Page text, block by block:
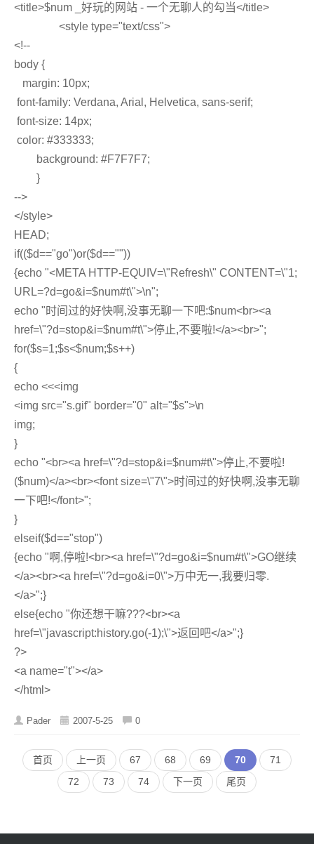
<title>$num _好玩的网站 - 一个无聊人的勾当</title>
<style type="text/css">
<!--
body {
margin: 10px;
font-family: Verdana, Arial, Helvetica, sans-serif;
font-size: 14px;
color: #333333;
background: #F7F7F7;
}
-->
</style>
HEAD;
if(($d=="go")or($d==""))
{echo "<META HTTP-EQUIV=\"Refresh\" CONTENT=\"1;
URL=?d=go&i=$num#t\">\n";
echo "时间过的好快啊,没事无聊一下吧:$num<br><a
href=\"?d=stop&i=$num#t\">停止,不要啦!</a><br>";
for($s=1;$s<$num;$s++)
{
echo <<<img
<img src="s.gif" border="0" alt="$s">\n
img;
}
echo "<br><a href=\"?d=stop&i=$num#t\">停止,不要啦!
($num)</a><br><font size=\"7\">时间过的好快啊,没事无聊
一下吧!</font>";
}
elseif($d=="stop")
{echo "啊,停啦!<br><a href=\"?d=go&i=$num#t\">GO继续
</a><br><a href=\"?d=go&i=0\">万中无一,我要归零.
</a>";}
else{echo "你还想干嘛???<br><a
href=\"javascript:history.go(-1);\">返回吧</a>";}
?>
<a name="t"></a>
</html>
Pader 2007-5-25 0
首页 上一页 67 68 69 70
71
72
73 74 下一页 尾页